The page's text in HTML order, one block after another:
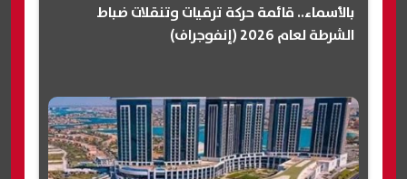
بالأسماء.. قائمة حركة ترقيات وتنقلات ضباط
الشرطة لعام 2026 (إنفوجراف)